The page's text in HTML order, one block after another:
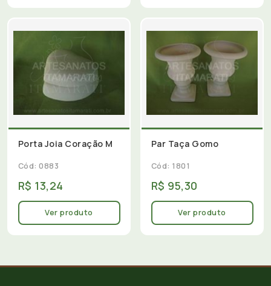
Porta Joia Coração M
Cód: 0883
R$ 13,24
Ver produto
Par Taça Gomo
Cód: 1801
R$ 95,30
Ver produto